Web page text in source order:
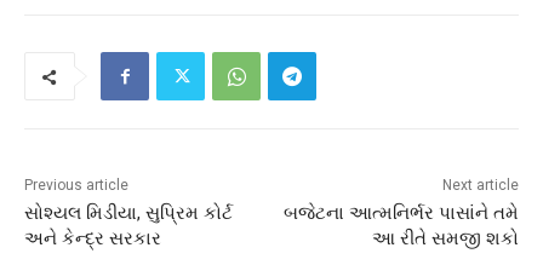
Previous article
સોશ્યલ મિડીયા, સુપ્રિમ કોર્ટ
અને કેન્દ્ર સરકાર
Next article
બજેટના આત્મનિર્ભર પાસાંને તમે
આ રીતે સમજી શકો